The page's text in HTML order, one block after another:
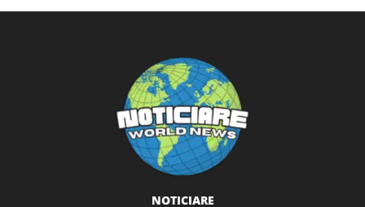
NOTICIARE